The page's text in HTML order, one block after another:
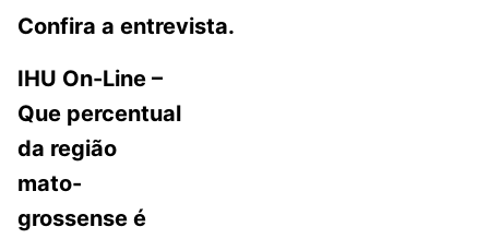
Confira a entrevista.
IHU On-Line –
Que percentual
da região
mato-
grossense é